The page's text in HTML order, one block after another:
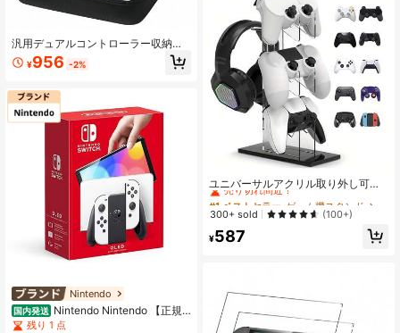
汎用デュアルコントローラー収納バ
ッグ、ゲームパッドアクセサリー用
ポータブルEVAケース
¥956 -2%
Nintendo
国内発送 Nintendo Nintendo 【正規
品】Switch有機ELモデルJoy-Con
残り 1 点
ユニバーサルアクリル取り外し可能
デスクトップディスプレイラック1
個、PS4/Switchゲームコントローラ
ーとヘッドセットに対応
#1 ベストセラー ゲーム機スタンド
売り切れ間近！
#1 ベストセラー
売り切れ間近！
#1 ベストセラー
売り切れ間近！
#1 ベストセラー
売り切れ間近！
300+ sold (100+)
¥587